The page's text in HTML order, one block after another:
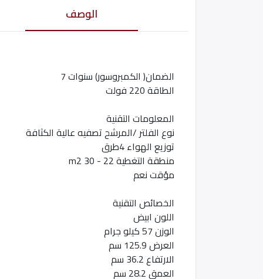
الوصف
الضمان( الكمبروسور) سنوات 7
الطاقة 220 فولت
المعلومات التقنية
نوع الفلتر /المرشح تصفيه عالية الكثافة
توزيع الهواء 4طرق
منطقة التغطية 22 - 30 m2
مؤقت نعم
الخصائص التقنية
اللون ابيض
الوزن 57 كيلو جرام
العرض 125.9 سم
الارتفاع 36.2 سم
العمق 28.2 سم